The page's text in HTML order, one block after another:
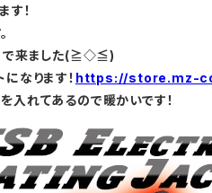
す！
で来ました(≧◇≦)
なります！ https://store.mz-
入れてあるので暖かいです！